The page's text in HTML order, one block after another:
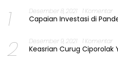
1 Desember 8, 2021 1 Komentar
Capaian Investasi di
2 Desember 9, 2021 1 Komentar
Keasrian Curug Ciporolak